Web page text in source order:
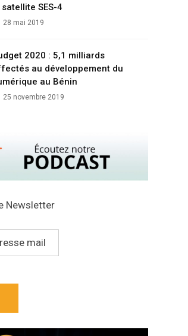
satellite SES-4
28 mai 2019
2020 : 5,1 milliards
au développement du
au Bénin
25 novembre 2019
Newsletter